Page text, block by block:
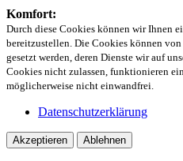
Komfort:
Durch diese Cookies können wir Ihnen
bereitzustellen. Die Cookies können
gesetzt werden, deren Dienste wir auf
Cookies nicht zulassen, funktionieren
möglicherweise nicht einwandfrei.
Datenschutzerklärung
Akzeptieren Ablehnen